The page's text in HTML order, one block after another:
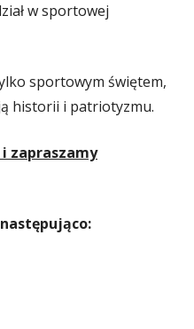
w sportowej
sportowym świętem,
historii i patriotyzmu.
zapraszamy